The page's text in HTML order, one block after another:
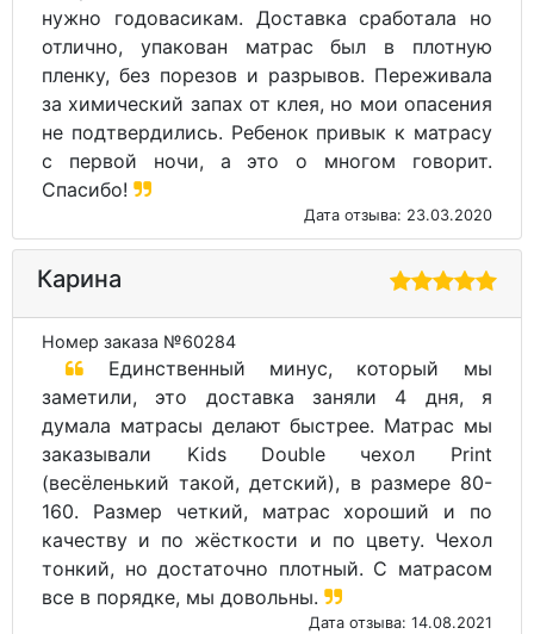
нужно годовасикам. Доставка сработала но
отлично, упакован матрас был в плотную
пленку, без порезов и разрывов. Переживала
за химический запах от клея, но мои опасения
не подтвердились. Ребенок привык к матрасу
с первой ночи, а это о многом говорит.
Спасибо!
Дата отзыва: 23.03.2020
Карина
Номер заказа №60284
Единственный минус, который мы
заметили, это доставка заняли 4 дня, я
думала матрасы делают быстрее. Матрас мы
заказывали Kids Double чехол Print
(весёленький такой, детский), в размере 80-
160. Размер четкий, матрас хороший и по
качеству и по жёсткости и по цвету. Чехол
тонкий, но достаточно плотный. С матрасом
все в порядке, мы довольны.
Дата отзыва: 14.08.2021